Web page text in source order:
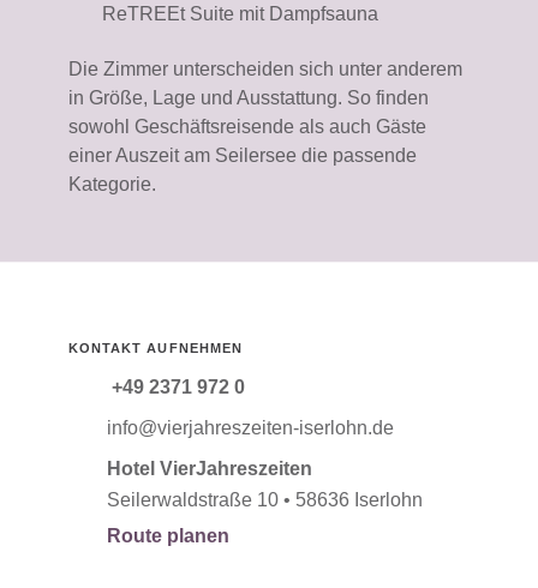
ReTREEt Suite mit Dampfsauna
Die Zimmer unterscheiden sich unter anderem
in Größe, Lage und Ausstattung. So finden
sowohl Geschäftsreisende als auch Gäste
einer Auszeit am Seilersee die passende
Kategorie.
KONTAKT AUFNEHMEN
+49 2371 972 0
info@vierjahreszeiten-iserlohn.de
Hotel VierJahreszeiten
Seilerwaldstraße 10 • 58636 Iserlohn
Route planen